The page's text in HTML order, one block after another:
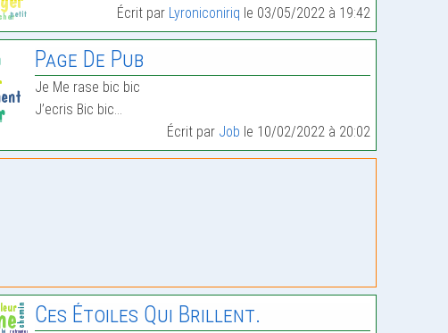
Écrit par Lyroniconiriq le 03/05/2022 à 19:42
Page De Pub
Je Me rase bic bic
J’ecris Bic bic…
Écrit par Job le 10/02/2022 à 20:02
Ces Étoiles Qui Brillent.